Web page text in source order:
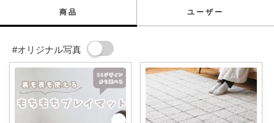
商品 ユーザー
#オリジナル写真